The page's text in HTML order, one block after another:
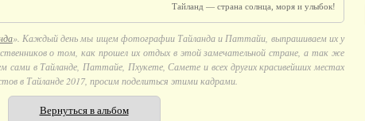
Тайланд — страна солнца, моря и улыбок!
». Каждый день мы ищем фотографии Тайланда и Паттайи, выпрашиваем их у
о том, как прошел их отдых в этой замечательной стране, а так же
в Тайланде, Паттайе, Пхукете, Самете и всех других красивейших местах
в Тайланде 2017, просим поделиться этими кадрами.
Вернуться в альбом